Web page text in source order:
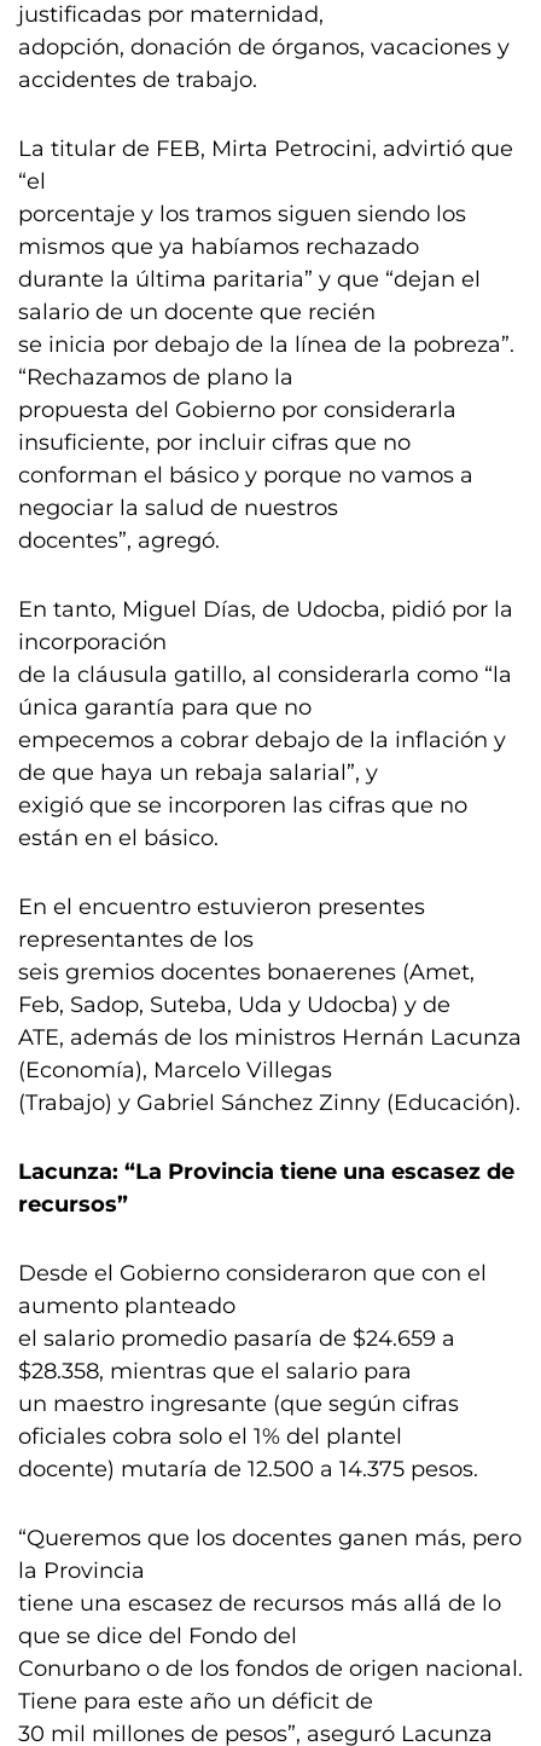
justificadas por maternidad,
adopción, donación de órganos, vacaciones y
accidentes de trabajo.
La titular de FEB, Mirta Petrocini, advirtió que
“el
porcentaje y los tramos siguen siendo los
mismos que ya habíamos rechazado
durante la última paritaria” y que “dejan el
salario de un docente que recién
se inicia por debajo de la línea de la pobreza”.
“Rechazamos de plano la
propuesta del Gobierno por considerarla
insuficiente, por incluir cifras que no
conforman el básico y porque no vamos a
negociar la salud de nuestros
docentes”, agregó.
En tanto, Miguel Días, de Udocba, pidió por la
incorporación
de la cláusula gatillo, al considerarla como “la
única garantía para que no
empecemos a cobrar debajo de la inflación y
de que haya un rebaja salarial”, y
exigió que se incorporen las cifras que no
están en el básico.
En el encuentro estuvieron presentes
representantes de los
seis gremios docentes bonaerenes (Amet,
Feb, Sadop, Suteba, Uda y Udocba) y de
ATE, además de los ministros Hernán Lacunza
(Economía), Marcelo Villegas
(Trabajo) y Gabriel Sánchez Zinny (Educación).
Lacunza: “La Provincia tiene una escasez de
recursos”
Desde el Gobierno consideraron que con el
aumento planteado
el salario promedio pasaría de $24.659 a
$28.358, mientras que el salario para
un maestro ingresante (que según cifras
oficiales cobra solo el 1% del plantel
docente) mutaría de 12.500 a 14.375 pesos.
“Queremos que los docentes ganen más, pero
la Provincia
tiene una escasez de recursos más allá de lo
que se dice del Fondo del
Conurbano o de los fondos de origen nacional.
Tiene para este año un déficit de
30 mil millones de pesos”, aseguró Lacunza